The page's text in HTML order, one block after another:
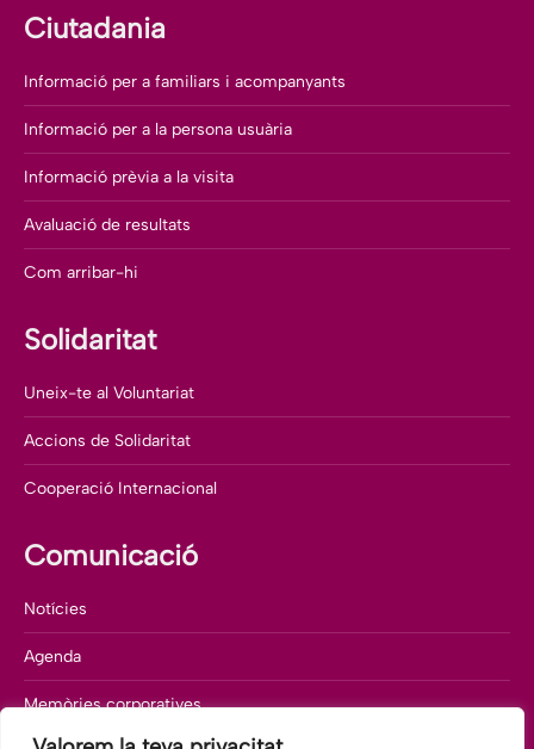
Ciutadania
Informació per a familiars i acompanyants
Informació per a la persona usuària
Informació prèvia a la visita
Avaluació de resultats
Com arribar-hi
Solidaritat
Uneix-te al Voluntariat
Accions de Solidaritat
Cooperació Internacional
Comunicació
Notícies
Agenda
Memòries corporatives